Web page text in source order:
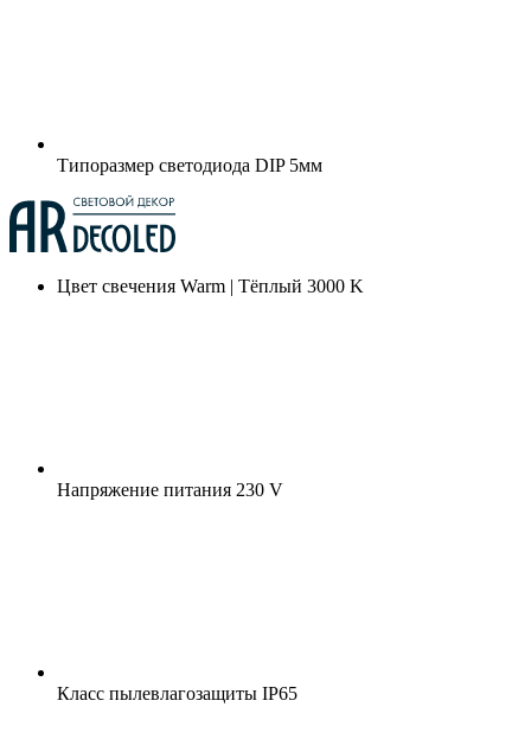
Типоразмер светодиода DIP 5мм
Цвет свечения Warm | Тёплый 3000 K
Напряжение питания 230 V
Класс пылевлагозащиты IP65